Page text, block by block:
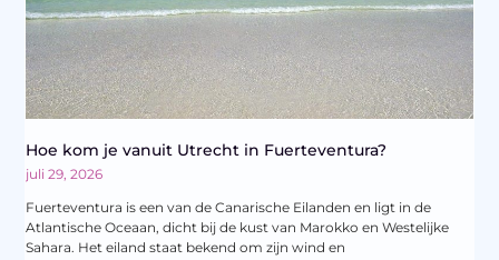
Hoe kom je vanuit Utrecht in Fuerteventura?
juli 29, 2026
Fuerteventura is een van de Canarische Eilanden en ligt in de
Atlantische Oceaan, dicht bij de kust van Marokko en Westelijke
Sahara. Het eiland staat bekend om zijn wind en